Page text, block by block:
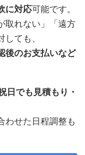
に対応可能です。
取れない」「遠方
ても、
後のお支払いなど
日でも見積もり・
わせた日程調整も